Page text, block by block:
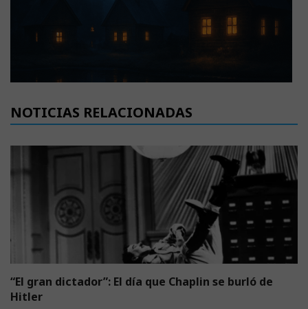
NOTICIAS RELACIONADAS
“El gran dictador”: El día que Chaplin se burló de
Hitler